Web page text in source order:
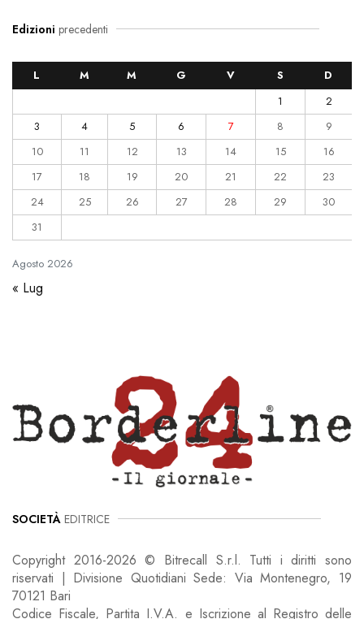
Edizioni precedenti
Agosto 2026
L M M G V S
D
1
2
3
4 5 6 7 8
9
10
11 12 13 14 15
16
17
18 19 20 21 22
23
24
25 26 27 28 29
30
31
« Lug
SOCIETÀ EDITRICE
Copyright 2016-2026 © Bitrecall S.r.l. Tutti i diritti sono
riservati | Divisione Quotidiani Sede: Via Montenegro, 19
70121 Bari
Codice Fiscale, Partita I.V.A. e Iscrizione al Registro delle